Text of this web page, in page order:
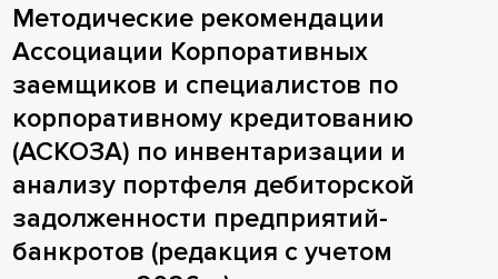
Методические рекомендации
Ассоциации Корпоративных
заемщиков и специалистов по
корпоративному кредитованию
(АСКОЗА) по инвентаризации и
анализу портфеля дебиторской
задолженности предприятий-
банкротов (редакция с учетом